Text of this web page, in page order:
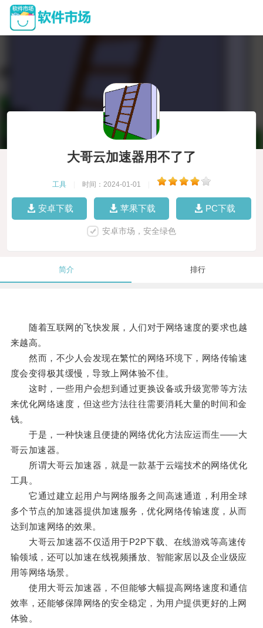
大哥云加速器用不了了
工具 时间：2024-01-01
安卓下载 苹果下载 PC下载
安卓市场，安全绿色
简介 排行
随着互联网的飞快发展，人们对于网络速度的要求也越
来越高。
然而，不少人会发现在繁忙的网络环境下，网络传输速
度会变得极其缓慢，导致上网体验不佳。
这时，一些用户会想到通过更换设备或升级宽带等方法
来优化网络速度，但这些方法往往需要消耗大量的时间和金
钱。
于是，一种快速且便捷的网络优化方法应运而生——大
哥云加速器。
所谓大哥云加速器，就是一款基于云端技术的网络优化
工具。
它通过建立起用户与网络服务之间高速通道，利用全球
多个节点的加速器提供加速服务，优化网络传输速度，从而
达到加速网络的效果。
大哥云加速器不仅适用于P2P下载、在线游戏等高速传
输领域，还可以加速在线视频播放、智能家居以及企业级应
用等网络场景。
使用大哥云加速器，不但能够大幅提高网络速度和通信
效率，还能够保障网络的安全稳定，为用户提供更好的上网
体验。